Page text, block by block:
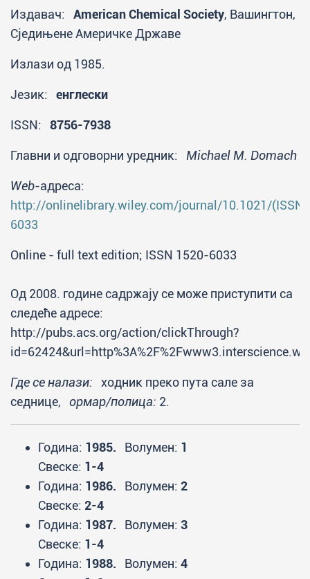
Издавач: American Chemical Society, Вашингтон,
Сједињене Америчке Државе
Излази од 1985.
Језик: енглески
ISSN: 8756-7938
Главни и одговорни уредник: Michael M. Domach
Web-адреса:
http://onlinelibrary.wiley.com/journal/10.1021/
6033
Online - full text edition; ISSN 1520-6033
Од 2008. године садржају се може приступити са
следеће адресе:
http://pubs.acs.org/action/clickThrough?
Где се налази: ходник преко пута сале за
седнице, ормар/полица: 2.
Година: 1985. Волумен: 1
Свеске: 1-4
Година: 1986. Волумен: 2
Свеске: 2-4
Година: 1987. Волумен: 3
Свеске: 1-4
Година: 1988. Волумен: 4